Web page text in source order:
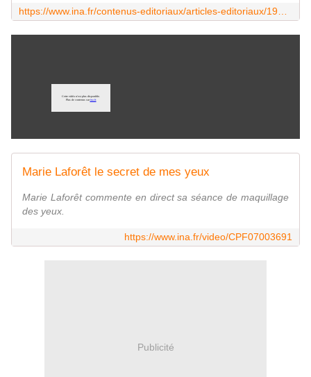
Marie Laforêt le secret de mes yeux
Marie Laforêt commente en direct sa séance de maquillage
des yeux.
https://www.ina.fr/video/CPF07003691
Publicité